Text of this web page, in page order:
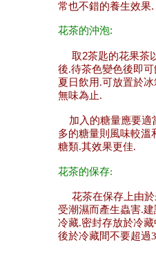
常也不錯的養生效果.
花茶的沖泡:
取2茶匙的花果茶
後.待茶色變色後即
夏日飲用.可放置於
無味為止.
加入的糖量應要適
多的糖量則風味較溫
糖類.其效果更佳.
花茶的保存:
花茶在保存上由於
受潮濕而產生蟲害.
冷藏.密封存放於冷
後於冷藏間不要超過